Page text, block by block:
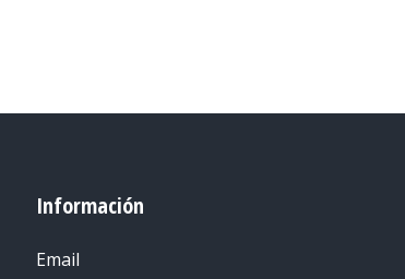
Información
Email